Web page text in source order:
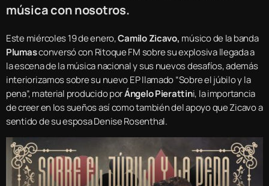
música con nosotros.
Este miércoles 19 de enero,Camilo Zicavo, músico de la banda
Plumasconversó con Ritoque FM sobre su explosiva llegada a
la escena de la música nacional y sus nuevos desafíos, además
interiorizamos sobre su nuevo EP llamado “Sobre el júbilo y la
pena”, material producido porÁngelo Pierattini, la importancia
de creer en los sueños así como también del apoyo que Zicavo a
sentido de su esposa Denise Rosenthal.